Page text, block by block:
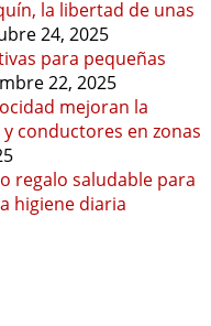
la libertad de unas
24, 2025
para pequeñas
22, 2025
mejoran la
conductores en zonas
regalo saludable para
higiene diaria